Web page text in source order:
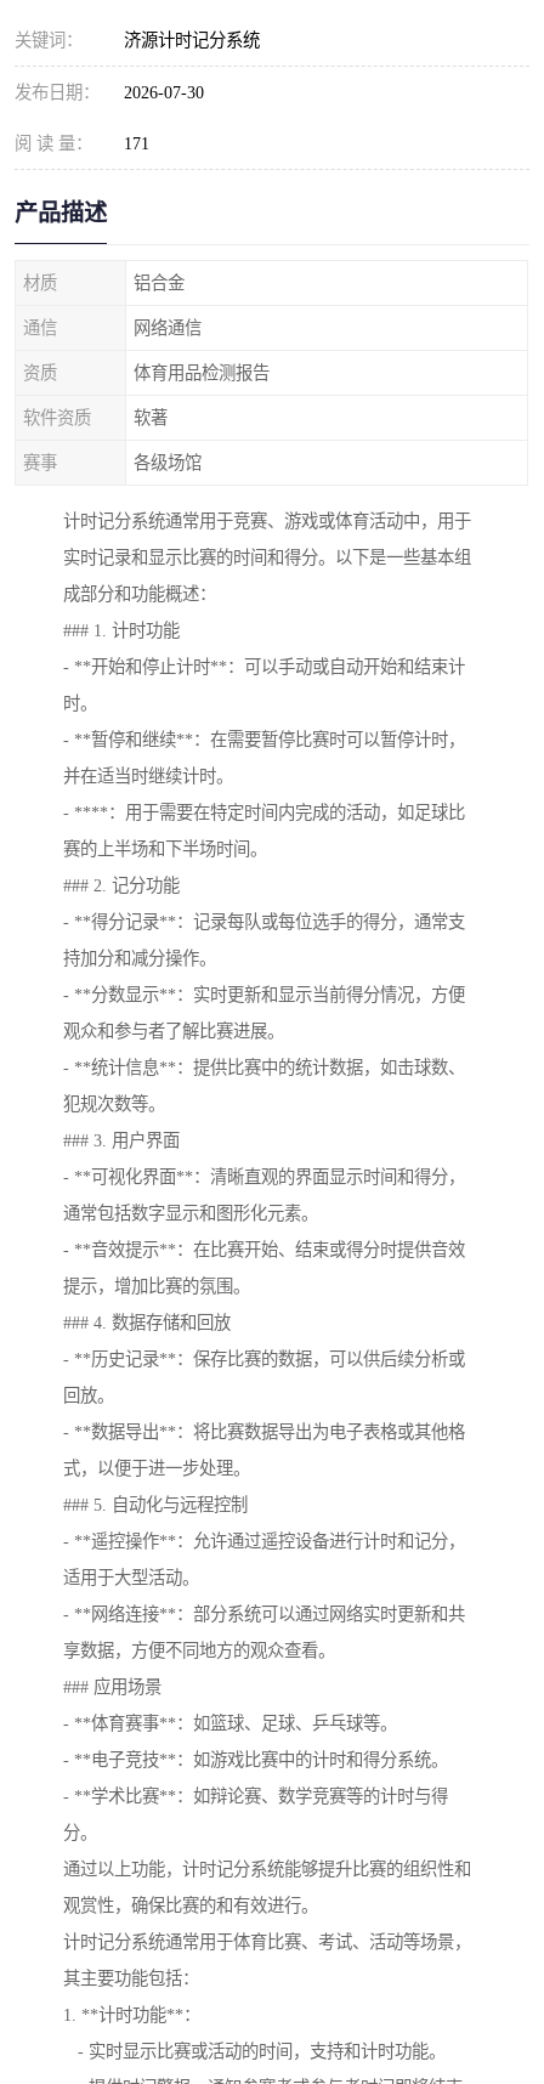
关键词： 济源计时记分系统
发布日期： 2026-07-30
阅 读 量： 171
产品描述
材质 铝合金
通信 网络通信
资质 体育用品检测报告
软件资质 软著
赛事 各级场馆
计时记分系统通常用于竞赛、游戏或体育活动中，用于
实时记录和显示比赛的时间和得分。以下是一些基本组
成部分和功能概述：
### 1. 计时功能
- **开始和停止计时**：可以手动或自动开始和结束计
时。
- **暂停和继续**：在需要暂停比赛时可以暂停计时，
并在适当时继续计时。
- ****：用于需要在特定时间内完成的活动，如足球比
赛的上半场和下半场时间。
### 2. 记分功能
- **得分记录**：记录每队或每位选手的得分，通常支
持加分和减分操作。
- **分数显示**：实时更新和显示当前得分情况，方便
观众和参与者了解比赛进展。
- **统计信息**：提供比赛中的统计数据，如击球数、
犯规次数等。
### 3. 用户界面
- **可视化界面**：清晰直观的界面显示时间和得分，
通常包括数字显示和图形化元素。
- **音效提示**：在比赛开始、结束或得分时提供音效
提示，增加比赛的氛围。
### 4. 数据存储和回放
- **历史记录**：保存比赛的数据，可以供后续分析或
回放。
- **数据导出**：将比赛数据导出为电子表格或其他格
式，以便于进一步处理。
### 5. 自动化与远程控制
- **遥控操作**：允许通过遥控设备进行计时和记分，
适用于大型活动。
- **网络连接**：部分系统可以通过网络实时更新和共
享数据，方便不同地方的观众查看。
### 应用场景
- **体育赛事**：如篮球、足球、乒乓球等。
- **电子竞技**：如游戏比赛中的计时和得分系统。
- **学术比赛**：如辩论赛、数学竞赛等的计时与得
分。
通过以上功能，计时记分系统能够提升比赛的组织性和
观赏性，确保比赛的和有效进行。
计时记分系统通常用于体育比赛、考试、活动等场景，
其主要功能包括：
1. **计时功能**：
- 实时显示比赛或活动的时间，支持和计时功能。